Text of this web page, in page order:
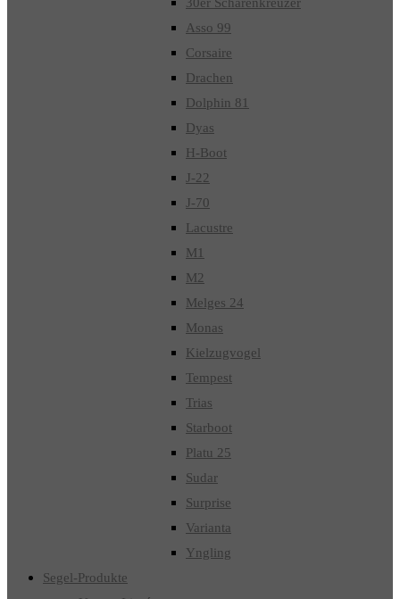
Asso 99
Corsaire
Drachen
Dolphin 81
Dyas
H-Boot
J-22
J-70
Lacustre
M1
M2
Melges 24
Monas
Kielzugvogel
Tempest
Trias
Starboot
Platu 25
Sudar
Surprise
Varianta
Yngling
Segel-Produkte